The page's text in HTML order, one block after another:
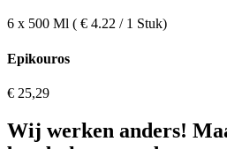
6 x 500 Ml ( € 4.22 / 1 Stuk)
Epikouros
€ 25,29
Wij werken anders!